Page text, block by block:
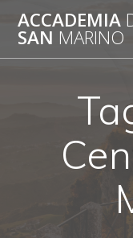
ACCADEMIA
SAN MARINO